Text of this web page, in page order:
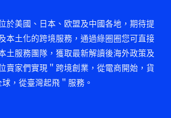
於美國、日本、欧盟及中國各地，期待提
本土化的跨境服務，通過綠圈圈您可直接
土服務團隊，獲取最新解讀後海外政策及
賣家們實現＂跨境創業，從電商開始，貨
，從臺灣起飛＂服務。